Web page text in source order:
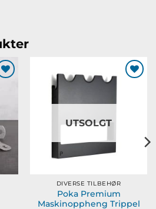
UTSOLGT
DIVERSE TILBEHØR
Poka Premium
Maskinoppheng Trippel